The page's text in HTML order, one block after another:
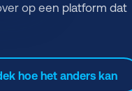
op een platform dat
hoe het anders kan